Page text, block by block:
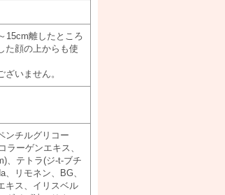
15cm離したところ
た顔の上からも使
いません。
ンチルグリコー
ーゲンエキス、
、テトラ(ジ-t-ブチ
リモネン、BG、
キス、イリスベル